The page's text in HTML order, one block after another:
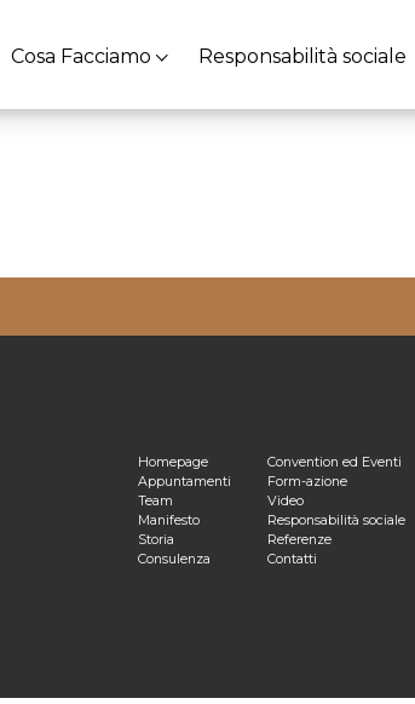
Cosa Facciamo Responsabilità sociale
Privacy PolicyHomepage
Appuntamenti
Team
Manifesto
Storia
Consulenza
Convention ed Eventi
Form-azione
Video
Responsabilità sociale
Referenze
Contatti